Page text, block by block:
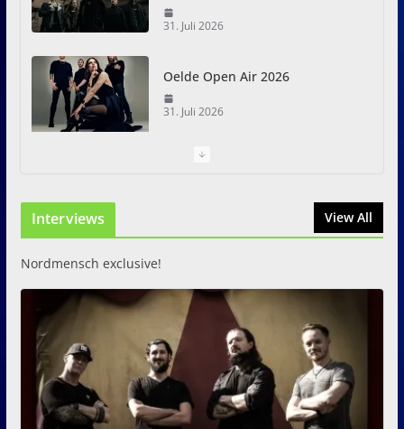
31. Juli 2026
Oelde Open Air 2026
31. Juli 2026
I Prevail – Violent Nature
Interviews View All
Nordmensch exclusive!